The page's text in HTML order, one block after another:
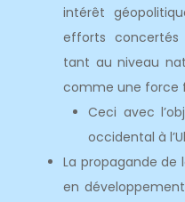
intérêt
efforts concertés
tant au niveau
comme une force
Ceci avec
occidental à
La propagande de
en